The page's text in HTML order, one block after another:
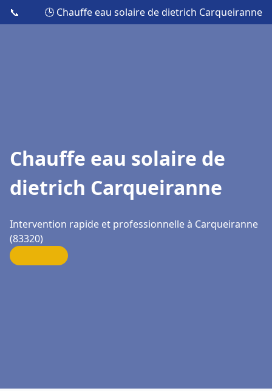
📞 🕒 Chauffe eau solaire de dietrich Carqueiranne
Chauffe eau solaire de
dietrich Carqueiranne
Intervention rapide et professionnelle à Carqueiranne
(83320)